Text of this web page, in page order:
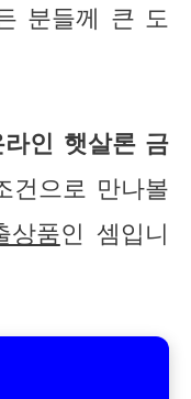
분들께 큰 도
라인 햇살론 금
건으로 만나볼
상품인 셈입니